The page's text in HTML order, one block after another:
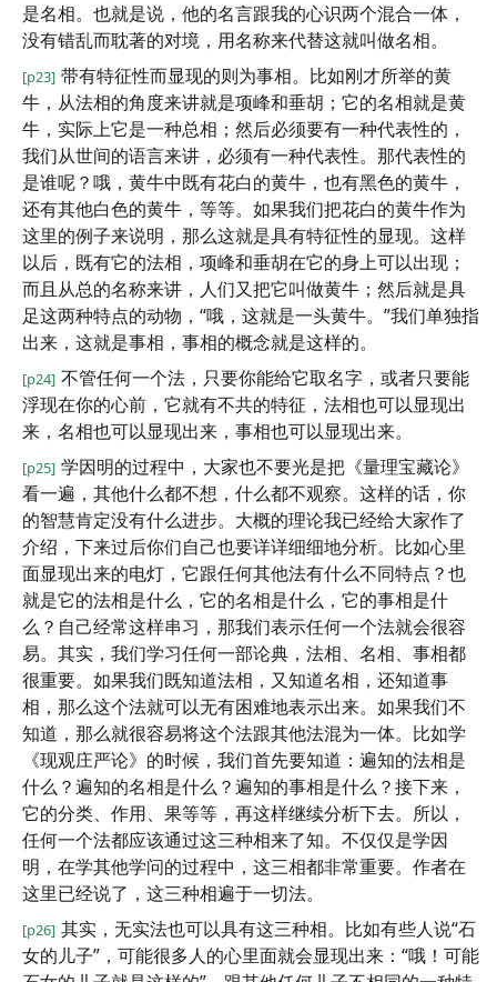
是名相。也就是说，他的名言跟我的心识两个混合一体，
没有错乱而耽著的对境，用名称来代替这就叫做名相。
[p23] 带有特征性而显现的则为事相。比如刚才所举的黄
牛，从法相的角度来讲就是项峰和垂胡；它的名相就是黄
牛，实际上它是一种总相；然后必须要有一种代表性的，
我们从世间的语言来讲，必须有一种代表性。那代表性的
是谁呢？哦，黄牛中既有花白的黄牛，也有黑色的黄牛，
还有其他白色的黄牛，等等。如果我们把花白的黄牛作为
这里的例子来说明，那么这就是具有特征性的显现。这样
以后，既有它的法相，项峰和垂胡在它的身上可以出现；
而且从总的名称来讲，人们又把它叫做黄牛；然后就是具
足这两种特点的动物，“哦，这就是一头黄牛。”我们单独指
出来，这就是事相，事相的概念就是这样的。
[p24] 不管任何一个法，只要你能给它取名字，或者只要能
浮现在你的心前，它就有不共的特征，法相也可以显现出
来，名相也可以显现出来，事相也可以显现出来。
[p25] 学因明的过程中，大家也不要光是把《量理宝藏论》
看一遍，其他什么都不想，什么都不观察。这样的话，你
的智慧肯定没有什么进步。大概的理论我已经给大家作了
介绍，下来过后你们自己也要详详细细地分析。比如心里
面显现出来的电灯，它跟任何其他法有什么不同特点？也
就是它的法相是什么，它的名相是什么，它的事相是什
么？自己经常这样串习，那我们表示任何一个法就会很容
易。其实，我们学习任何一部论典，法相、名相、事相都
很重要。如果我们既知道法相，又知道名相，还知道事
相，那么这个法就可以无有困难地表示出来。如果我们不
知道，那么就很容易将这个法跟其他法混为一体。比如学
《现观庄严论》的时候，我们首先要知道：遍知的法相是
什么？遍知的名相是什么？遍知的事相是什么？接下来，
它的分类、作用、果等等，再这样继续分析下去。所以，
任何一个法都应该通过这三种相来了知。不仅仅是学因
明，在学其他学问的过程中，这三相都非常重要。作者在
这里已经说了，这三种相遍于一切法。
[p26] 其实，无实法也可以具有这三种相。比如有些人说“石
女的儿子”，可能很多人的心里面就会显现出来：“哦！可能